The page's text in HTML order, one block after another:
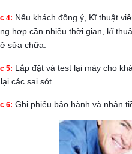
4: Nếu khách đồng ý, Kĩ thuật
hợp cần nhiều thời gian, kĩ
sửa chữa.
5: Lắp đặt và test lại máy cho
các sai sót.
6: Ghi phiếu bảo hành và nhận